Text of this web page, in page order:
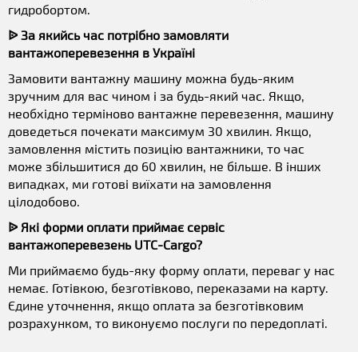
гидробортом.
ᐉ За якийсь час потрібно замовляти
вантажоперевезення в Україні
Замовити вантажну машину можна будь-яким
зручним для вас чином і за будь-який час. Якщо,
необхідно терміново вантажне перевезення, машину
доведеться почекати максимум 30 хвилин. Якщо,
замовлення містить позицію вантажники, то час
може збільшитися до 60 хвилин, не більше. В інших
випадках, ми готові виїхати на замовлення
цілодобово.
ᐉ Які форми оплати приймає сервіс
вантажоперевезень UTC-Cargo?
Ми приймаємо будь-яку форму оплати, переваг у нас
немає. Готівкою, безготівково, переказами на карту.
Єдине уточнення, якщо оплата за безготівковим
розрахунком, то виконуємо послуги по передоплаті.